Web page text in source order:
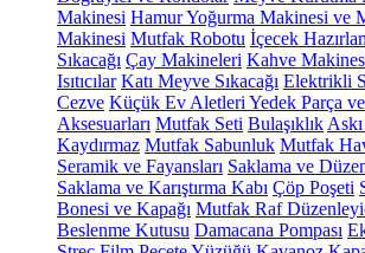
Makinesi Hamur Yoğurma Makinesi ve
Makinesi Mutfak Robotu İçecek
Sıkacağı Çay Makineleri Kahve
Isıtıcılar Katı Meyve Sıkacağı Elektrikli
Cezve Küçük Ev Aletleri Yedek Parça ve
Aksesuarları Mutfak Seti Bulaşıklık
Kaydırmaz Mutfak Sabunluk Mutfak
Seramik ve Fayansları Saklama ve
Saklama ve Karıştırma Kabı Çöp Poşeti
Bonesi ve Kapağı Mutfak Raf
Beslenme Kutusu Damacana Pompası